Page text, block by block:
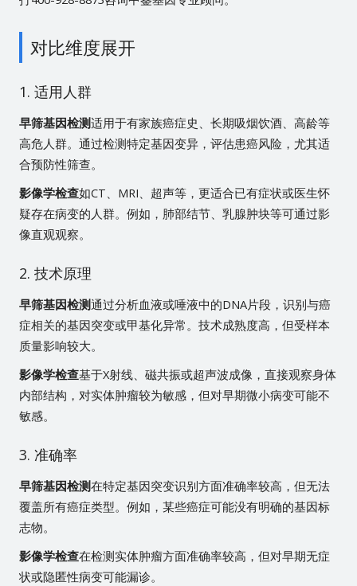
对比维度展开
1. 适用人群
早筛基因检测适用于有家族癌症史、长期吸烟饮酒、高龄等
高危人群。通过检测特定基因变异，评估患癌风险，尤其适
合预防性筛查。
影像学检查如CT、MRI、超声等，更适合已有症状或医生怀
疑存在病变的人群。例如，肺部结节、乳腺肿块等可通过影
像直观观察。
2. 技术原理
早筛基因检测通过分析血液或唾液中的DNA片段，识别与癌
症相关的基因突变或甲基化异常。技术成熟度高，但受样本
质量影响较大。
影像学检查基于X射线、磁共振或超声波成像，直接观察身体
内部结构，对实体肿瘤较为敏感，但对早期微小病变可能不
敏感。
3. 准确率
早筛基因检测在特定基因突变识别方面准确率较高，但无法
覆盖所有癌症类型。例如，某些癌症可能没有明确的基因标
志物。
影像学检查在检测实体肿瘤方面准确率较高，但对早期无症
状或隐匿性病变可能漏诊。